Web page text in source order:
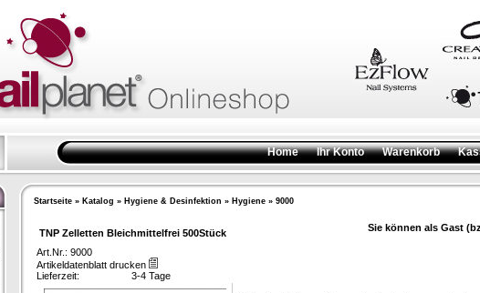
Home Ihr Konto Warenkorb
Startseite» Katalog » Hygiene & Desinfektion » Hygiene» 9000
TNP Zelletten Bleichmittelfrei 500Stück Sie können als Gast
Art.Nr.: 9000
Artikeldatenblatt drucken
Lieferzeit:
3-4 Tage